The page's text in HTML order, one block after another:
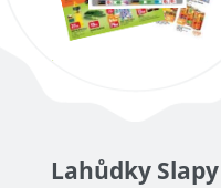
Lahůdky Slapy